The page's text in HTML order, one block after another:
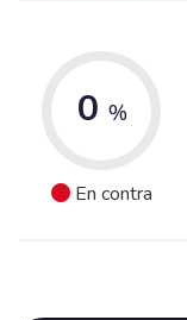
0 %
En contra